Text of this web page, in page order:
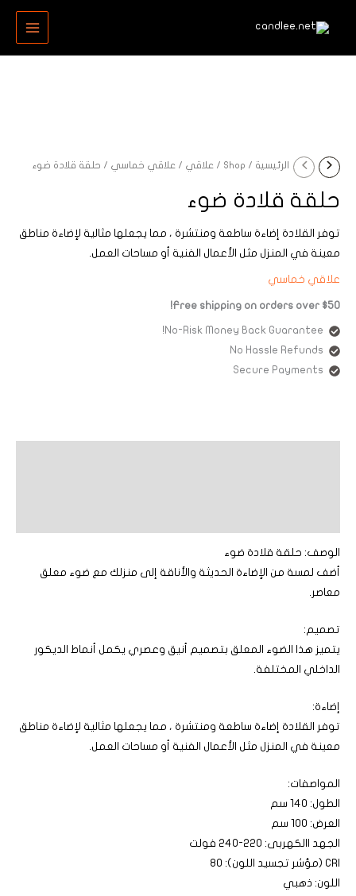
MAIN
MENU
الرئيسية /
Shop
/علاقي /علاقي خماسي / حلقة قلادة ضوء
حلقة قلادة ضوء
توفر القلادة إضاءة ساطعة ومنتشرة ، مما يجعلها مثالية لإضاءة مناطق
معينة في المنزل مثل الأعمال الفنية أو مساحات العمل.
علاقي خماسي
Free shipping on orders over $50!
No-Risk Money Back Guarantee!
No Hassle Refunds
Secure Payments
الوصف: حلقة قلادة ضوء
أضف لمسة من الإضاءة الحديثة والأناقة إلى منزلك مع ضوء معلق
معاصر.
تصميم:
يتميز هذا الضوء المعلق بتصميم أنيق وعصري يكمل أنماط الديكور
الداخلي المختلفة.
إضاءة:
توفر القلادة إضاءة ساطعة ومنتشرة ، مما يجعلها مثالية لإضاءة مناطق
معينة في المنزل مثل الأعمال الفنية أو مساحات العمل.
المواصفات:
الطول: 140 سم
العرض: 100 سم
الجهد االكهربى: 220-240 فولت
CRI (مؤشر تجسيد اللون): 80
اللون: ذهبي